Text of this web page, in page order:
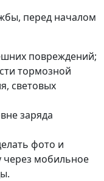
перед началом
повреждений;
тормозной
световых
заряда
фото и
через мобильное